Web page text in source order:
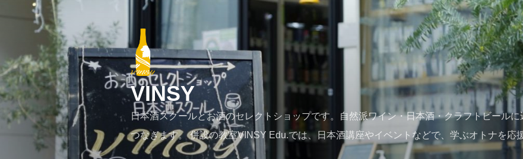
ツ
へ
ス
ッ
VINSY
日本酒スクールとお酒のセレクトショップです。自然派ワイン・日本酒・クラフトビール
つなぎます。 併設の教室VINSY Edu.では、日本酒講座やイベントなどで、学ぶオトナを応